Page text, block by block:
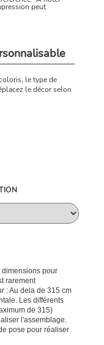
peut
le type de
le décor selon
dimensions pour
rarement
: Au dela de 315 cm
Les différents
de 315)
l'assemblage.
pose pour réaliser